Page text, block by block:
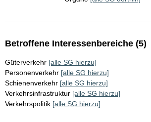
Betroffene Interessenbereiche (5)
Güterverkehr [alle SG hierzu]
Personenverkehr [alle SG hierzu]
Schienenverkehr [alle SG hierzu]
Verkehrsinfrastruktur [alle SG hierzu]
Verkehrspolitik [alle SG hierzu]